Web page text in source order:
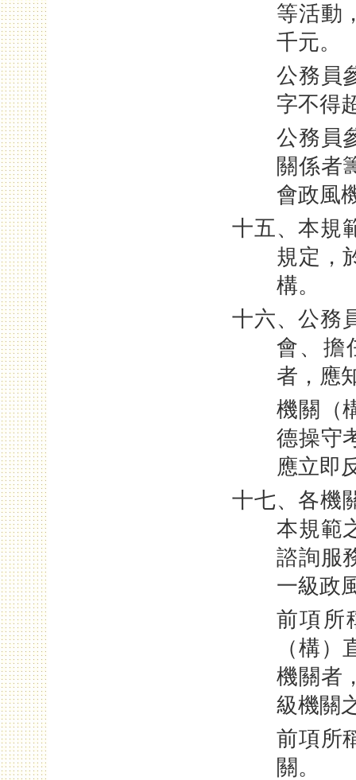
等活動
千元。
公務員
字不得
公務員
關係者
會政風
十五、本規
規定，
構。
十六、公務
會、擔
者，應
機關（
德操守
應立即
十七、各機
本規範
諮詢服
一級政
前項所
（構
機關者
級機關
前項所
關。